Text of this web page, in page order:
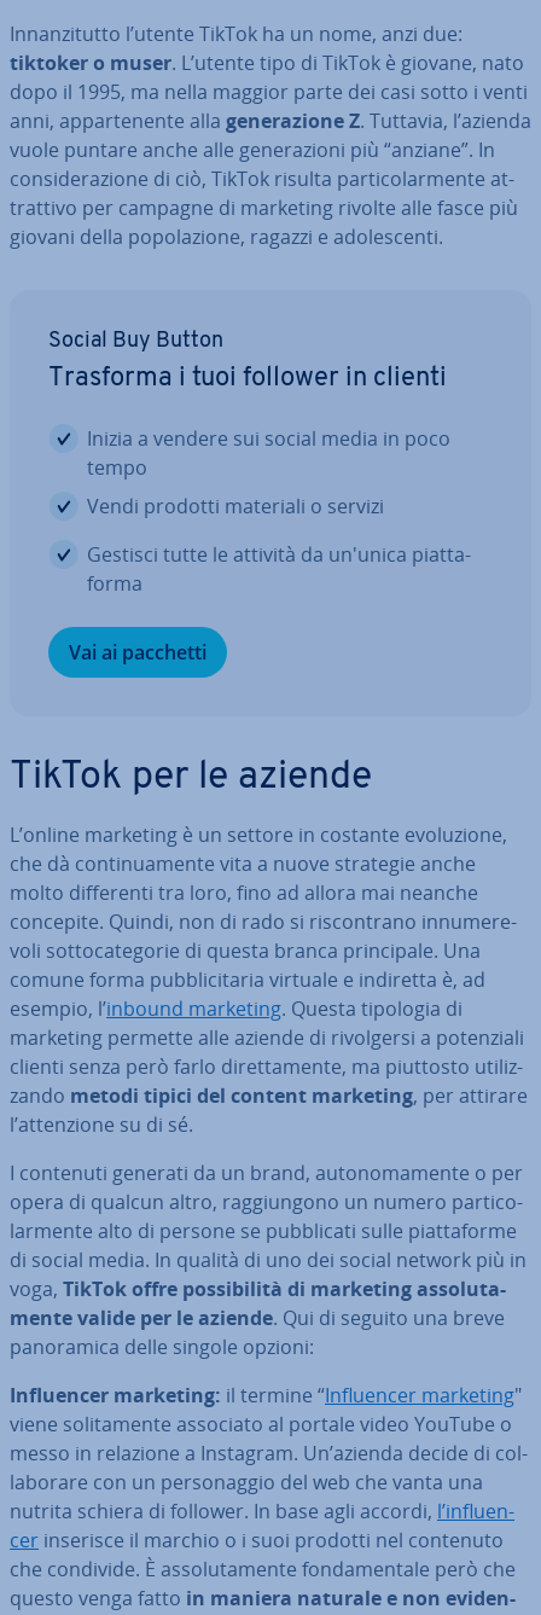
In­nan­zi­tut­to l’utente TikTok ha un nome, anzi due:
tiktoker o muser. L’utente tipo di TikTok è giovane, nato
dopo il 1995, ma nella maggior parte dei casi sotto i venti
anni, ap­par­te­nen­te alla ge­ne­ra­zio­ne Z. Tuttavia, l’azienda
vuole puntare anche alle ge­ne­ra­zio­ni più “anziane”. In
con­si­de­ra­zio­ne di ciò, TikTok risulta par­ti­co­lar­men­te at­
trat­ti­vo per campagne di marketing rivolte alle fasce più
giovani della po­po­la­zio­ne, ragazzi e ado­le­scen­ti.
Social Buy Button
Trasforma i tuoi follower in clienti
Inizia a vendere sui social media in poco
tempo
Vendi prodotti materiali o servizi
Gestisci tutte le attività da un'unica piat­ta­
for­ma
Vai ai pacchetti
TikTok per le aziende
L’online marketing è un settore in costante evo­lu­zio­ne,
che dà con­ti­nua­men­te vita a nuove strategie anche
molto dif­fe­ren­ti tra loro, fino ad allora mai neanche
concepite. Quindi, non di rado si ri­scon­tra­no in­nu­me­re­
vo­li sot­to­ca­te­go­rie di questa branca prin­ci­pa­le. Una
comune forma pub­bli­ci­ta­ria virtuale e indiretta è, ad
esempio, l’inbound marketing. Questa tipologia di
marketing permette alle aziende di ri­vol­ger­si a po­ten­zia­li
clienti senza però farlo di­ret­ta­men­te, ma piuttosto uti­liz­
zan­do metodi tipici del content marketing, per attirare
l’at­ten­zio­ne su di sé.
I contenuti generati da un brand, au­to­no­ma­men­te o per
opera di qualcun altro, rag­giun­go­no un numero par­ti­co­
lar­men­te alto di persone se pub­bli­ca­ti sulle piat­ta­for­me
di social media. In qualità di uno dei social network più in
voga, TikTok offre pos­si­bi­li­tà di marketing as­so­lu­ta­
men­te valide per le aziende. Qui di seguito una breve
pa­no­ra­mi­ca delle singole opzioni:
In­fluen­cer marketing: il termine “In­fluen­cer marketing"
viene so­li­ta­men­te associato al portale video YouTube o
messo in relazione a Instagram. Un’azienda decide di col­
la­bo­ra­re con un per­so­nag­gio del web che vanta una
nutrita schiera di follower. In base agli accordi, l’in­fluen­
cer inserisce il marchio o i suoi prodotti nel contenuto
che condivide. È as­so­lu­ta­men­te fon­da­men­ta­le però che
questo venga fatto in maniera naturale e non evi­den­